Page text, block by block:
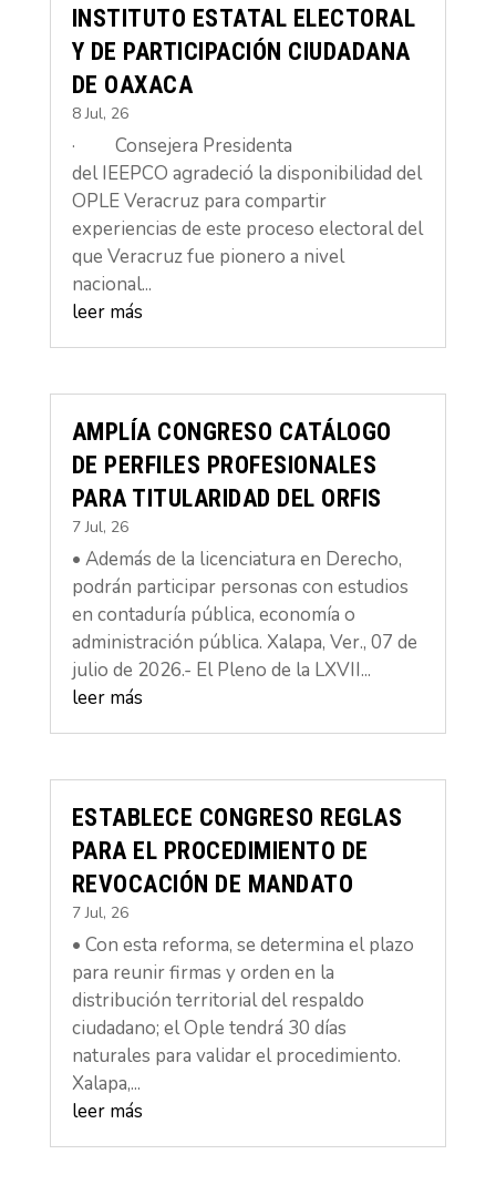
INSTITUTO ESTATAL ELECTORAL
Y DE PARTICIPACIÓN CIUDADANA
DE OAXACA
8 Jul, 26
· Consejera Presidenta
del IEEPCO agradeció la disponibilidad del
OPLE Veracruz para compartir
experiencias de este proceso electoral del
que Veracruz fue pionero a nivel
nacional...
leer más
AMPLÍA CONGRESO CATÁLOGO
DE PERFILES PROFESIONALES
PARA TITULARIDAD DEL ORFIS
7 Jul, 26
• Además de la licenciatura en Derecho,
podrán participar personas con estudios
en contaduría pública, economía o
administración pública. Xalapa, Ver., 07 de
julio de 2026.- El Pleno de la LXVII...
leer más
ESTABLECE CONGRESO REGLAS
PARA EL PROCEDIMIENTO DE
REVOCACIÓN DE MANDATO
7 Jul, 26
• Con esta reforma, se determina el plazo
para reunir firmas y orden en la
distribución territorial del respaldo
ciudadano; el Ople tendrá 30 días
naturales para validar el procedimiento.
Xalapa,...
leer más